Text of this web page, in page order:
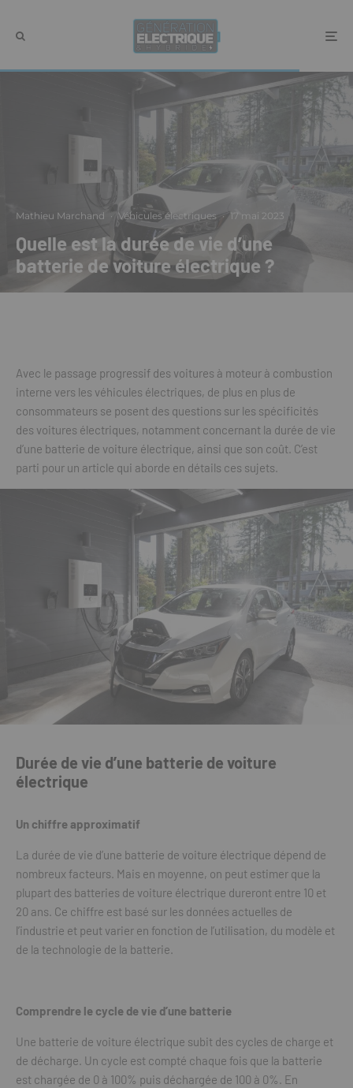
Mathieu Marchand · Véhicules électriques · 17 mai 2023
Quelle est la durée de vie d’une
batterie de voiture électrique ?
Avec le passage progressif des voitures à moteur à combustion
interne vers les véhicules électriques, de plus en plus de
consommateurs se posent des questions sur les spécificités
des voitures électriques, notamment concernant la durée de vie
d’une batterie de voiture électrique, ainsi que son coût. C’est
parti pour un article qui aborde en détails ces sujets.
Durée de vie d’une batterie de voiture
électrique
Un chiffre approximatif
La durée de vie d’une batterie de voiture électrique dépend de
nombreux facteurs. Mais en moyenne, on peut estimer que la
plupart des batteries de voiture électrique dureront entre 10 et
20 ans. Ce chiffre est basé sur les données actuelles de
l’industrie et peut varier en fonction de l’utilisation, du modèle et
de la technologie de la batterie.
Comprendre le cycle de vie d’une batterie
Une batterie de voiture électrique subit des cycles de charge et
de décharge. Un cycle est compté chaque fois que la batterie
est chargée de 0 à 100% puis déchargée de 100 à 0%. En